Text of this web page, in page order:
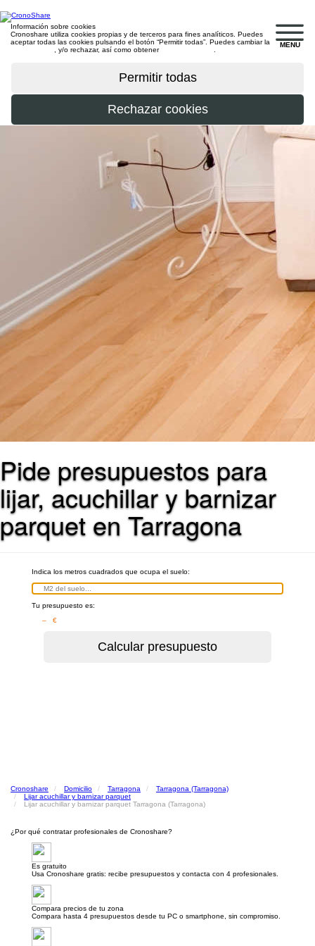
MENU
Información sobre cookies
Cronoshare utiliza cookies propias y de terceros para fines analíticos. Puedes
aceptar todas las cookies pulsando el botón “Permitir todas”. Puedes cambiar la
, y/o rechazar, así como obtener
Pide presupuestos para
lijar, acuchillar y barnizar
parquet en Tarragona
Indica los metros cuadrados que ocupa el suelo:
Tu presupuesto es:
– €
Cronoshare Domicilio Tarragona
Tarragona (Tarragona)
Lijar acuchillar y barnizar parquet
Lijar acuchillar y barnizar parquet Tarragona (Tarragona)
¿Por qué contratar profesionales de Cronoshare?
Es gratuito
Usa Cronoshare gratis: recibe presupuestos y contacta con 4 profesionales.
Compara precios de tu zona
Compara hasta 4 presupuestos desde tu PC o smartphone, sin compromiso.